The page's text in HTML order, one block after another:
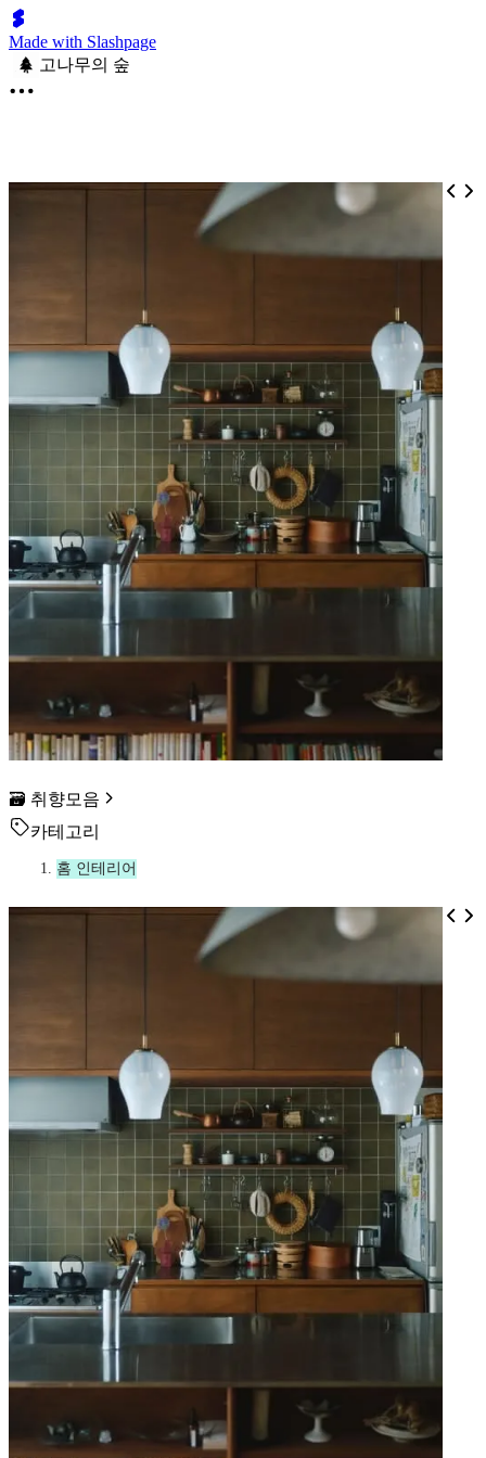
Made with Slashpage
고나무의 숲
🗃️ 취향모음
카테고리
홈 인테리어